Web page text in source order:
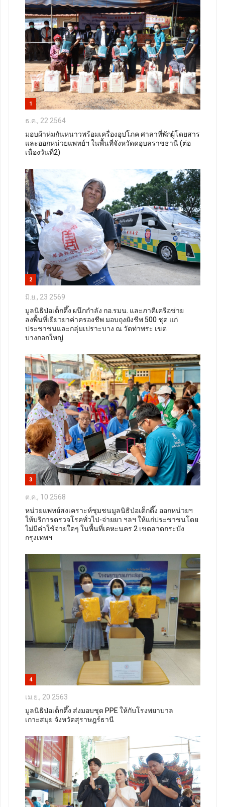
1
ธ.ค., 22 2564
มอบผ้าห่มกันหนาวพร้อมเครื่องอุปโภค ศาลาที่พักผู้โดยสาร
และออกหน่วยแพทย์ฯ ในพื้นที่จังหวัดดอุบลราชธานี (ต่อ
เนื่องวันที่2)
2
มิ.ย., 23 2569
มูลนิธิป่อเต็กตึ๊ง ผนึกกำลัง กอ.รมน. และภาคีเครือข่าย
ลงพื้นที่เยียวยาค่าครองชีพ มอบถุงยังชีพ 500 ชุด แก่
ประชาชนและกลุ่มเปราะบาง ณ วัดท่าพระ เขต
บางกอกใหญ่
3
ต.ค., 10 2568
หน่วยแพทย์สงเคราะห์ชุมชนมูลนิธิป่อเต็กตึ๊ง ออกหน่วยฯ
ให้บริการตรวจโรคทั่วไป-จ่ายยา ฯลฯ ให้แก่ประชาชนโดย
ไม่มีค่าใช้จ่ายใดๆ ในพื้นที่เคหะนคร 2 เขตลาดกระบัง
กรุงเทพฯ
4
เม.ย., 20 2563
มูลนิธิป่อเต็กตึ๊ง ส่งมอบชุด PPE ให้กับโรงพยาบาล
เกาะสมุย จังหวัดสุราษฎร์ธานี